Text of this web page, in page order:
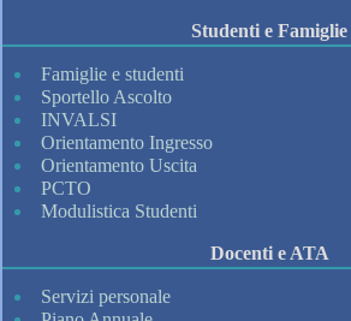
Studenti e Famiglie
Famiglie e studenti
Sportello Ascolto
INVALSI
Orientamento Ingresso
Orientamento Uscita
PCTO
Modulistica Studenti
Docenti e ATA
Servizi personale